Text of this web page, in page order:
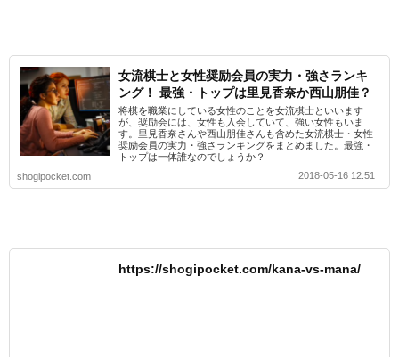
女流棋士と女性奨励会員の実力・強さランキ
ング！ 最強・トップは里見香奈か西山朋佳？
将棋を職業にしている女性のことを女流棋士といいます
が、奨励会には、女性も入会していて、強い女性もいま
す。里見香奈さんや西山朋佳さんも含めた女流棋士・女性
奨励会員の実力・強さランキングをまとめました。最強・
トップは一体誰なのでしょうか？
shogipocket.com
2018-05-16 12:51
https://shogipocket.com/kana-vs-mana/